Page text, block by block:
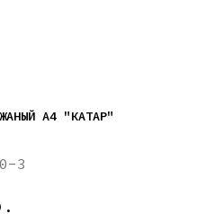
А4 "КАТАР"
3